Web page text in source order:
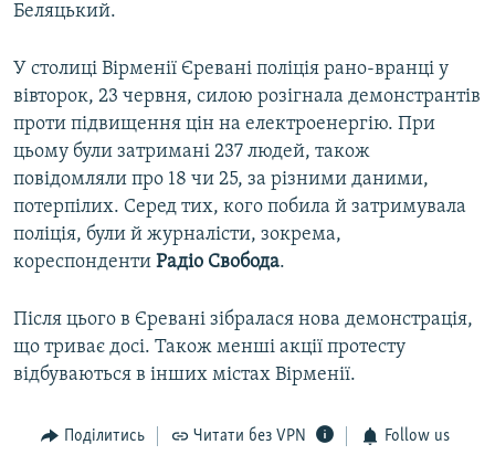
Беляцький.
У столиці Вірменії Єревані поліція рано-вранці у
вівторок, 23 червня, силою розігнала демонстрантів
проти підвищення цін на електроенергію. При
цьому були затримані 237 людей, також
повідомляли про 18 чи 25, за різними даними,
потерпілих. Серед тих, кого побила й затримувала
поліція, були й журналісти, зокрема,
кореспонденти Радіо Свобода.
Після цього в Єревані зібралася нова демонстрація,
що триває досі. Також менші акції протесту
відбуваються в інших містах Вірменії.
Поділитись Читати без VPN Follow us